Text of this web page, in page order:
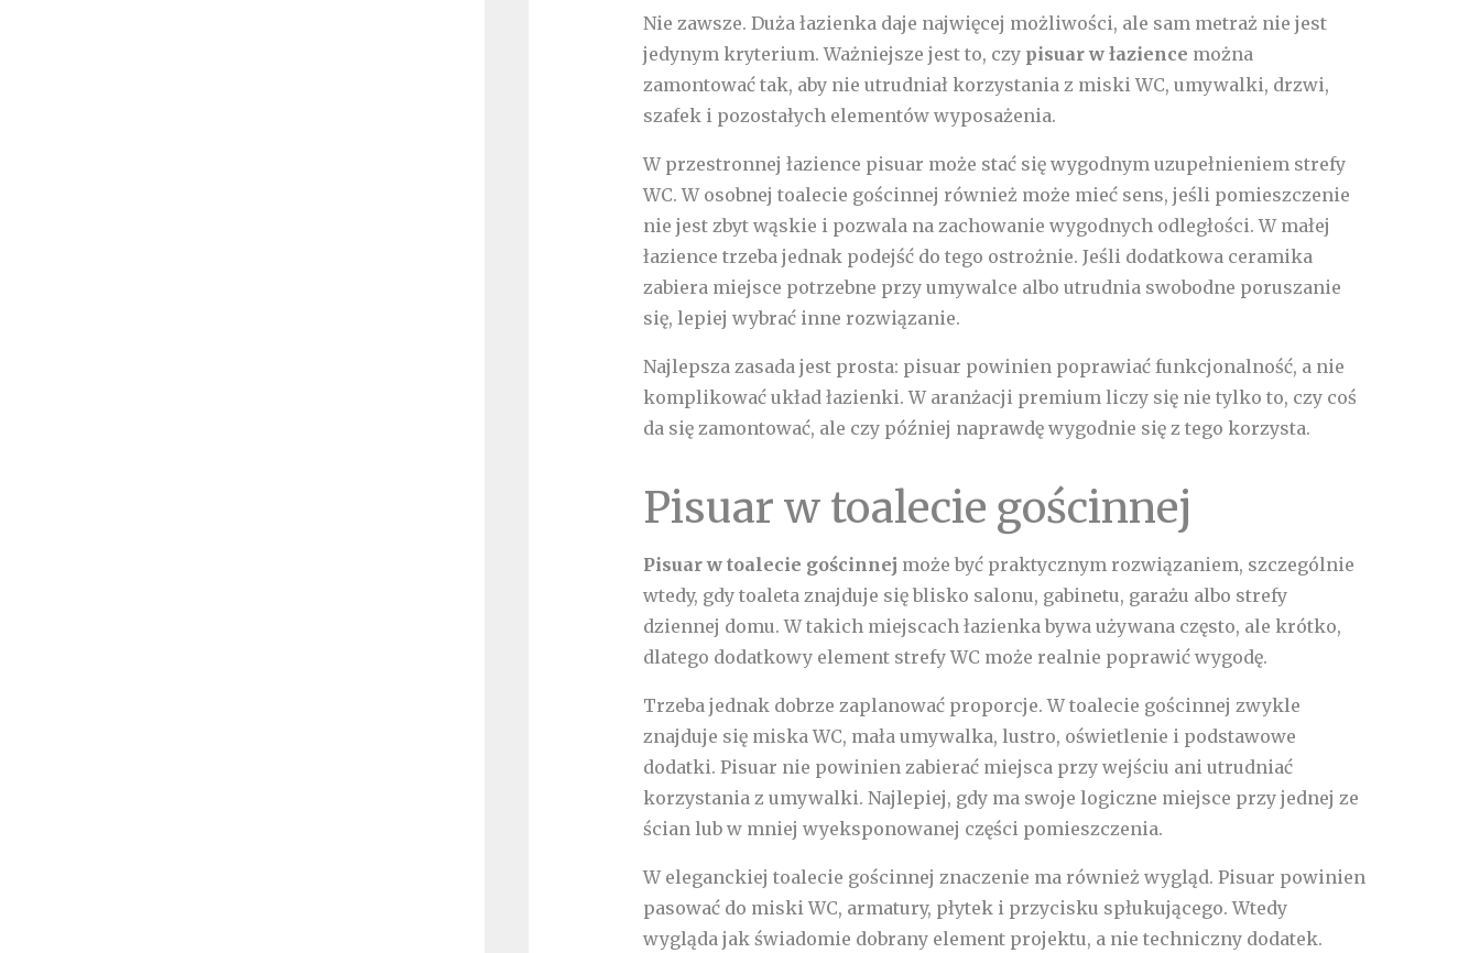
Nie zawsze. Duża łazienka daje najwięcej możliwości, ale sam metraż nie jest
jedynym kryterium. Ważniejsze jest to, czy pisuar w łazience można
zamontować tak, aby nie utrudniał korzystania z miski WC, umywalki, drzwi,
szafek i pozostałych elementów wyposażenia.
W przestronnej łazience pisuar może stać się wygodnym uzupełnieniem strefy
WC. W osobnej toalecie gościnnej również może mieć sens, jeśli pomieszczenie
nie jest zbyt wąskie i pozwala na zachowanie wygodnych odległości. W małej
łazience trzeba jednak podejść do tego ostrożnie. Jeśli dodatkowa ceramika
zabiera miejsce potrzebne przy umywalce albo utrudnia swobodne poruszanie
się, lepiej wybrać inne rozwiązanie.
Najlepsza zasada jest prosta: pisuar powinien poprawiać funkcjonalność, a nie
komplikować układ łazienki. W aranżacji premium liczy się nie tylko to, czy coś
da się zamontować, ale czy później naprawdę wygodnie się z tego korzysta.
Pisuar w toalecie gościnnej
Pisuar w toalecie gościnnej może być praktycznym rozwiązaniem, szczególnie
wtedy, gdy toaleta znajduje się blisko salonu, gabinetu, garażu albo strefy
dziennej domu. W takich miejscach łazienka bywa używana często, ale krótko,
dlatego dodatkowy element strefy WC może realnie poprawić wygodę.
Trzeba jednak dobrze zaplanować proporcje. W toalecie gościnnej zwykle
znajduje się miska WC, mała umywalka, lustro, oświetlenie i podstawowe
dodatki. Pisuar nie powinien zabierać miejsca przy wejściu ani utrudniać
korzystania z umywalki. Najlepiej, gdy ma swoje logiczne miejsce przy jednej ze
ścian lub w mniej wyeksponowanej części pomieszczenia.
W eleganckiej toalecie gościnnej znaczenie ma również wygląd. Pisuar powinien
pasować do miski WC, armatury, płytek i przycisku spłukującego. Wtedy
wygląda jak świadomie dobrany element projektu, a nie techniczny dodatek.